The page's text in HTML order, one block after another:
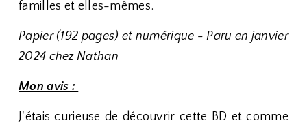
familles et elles-mêmes.
Papier (192 pages) et numérique - Paru en janvier
2024 chez Nathan
Mon avis :
J'étais curieuse de découvrir cette BD et comme